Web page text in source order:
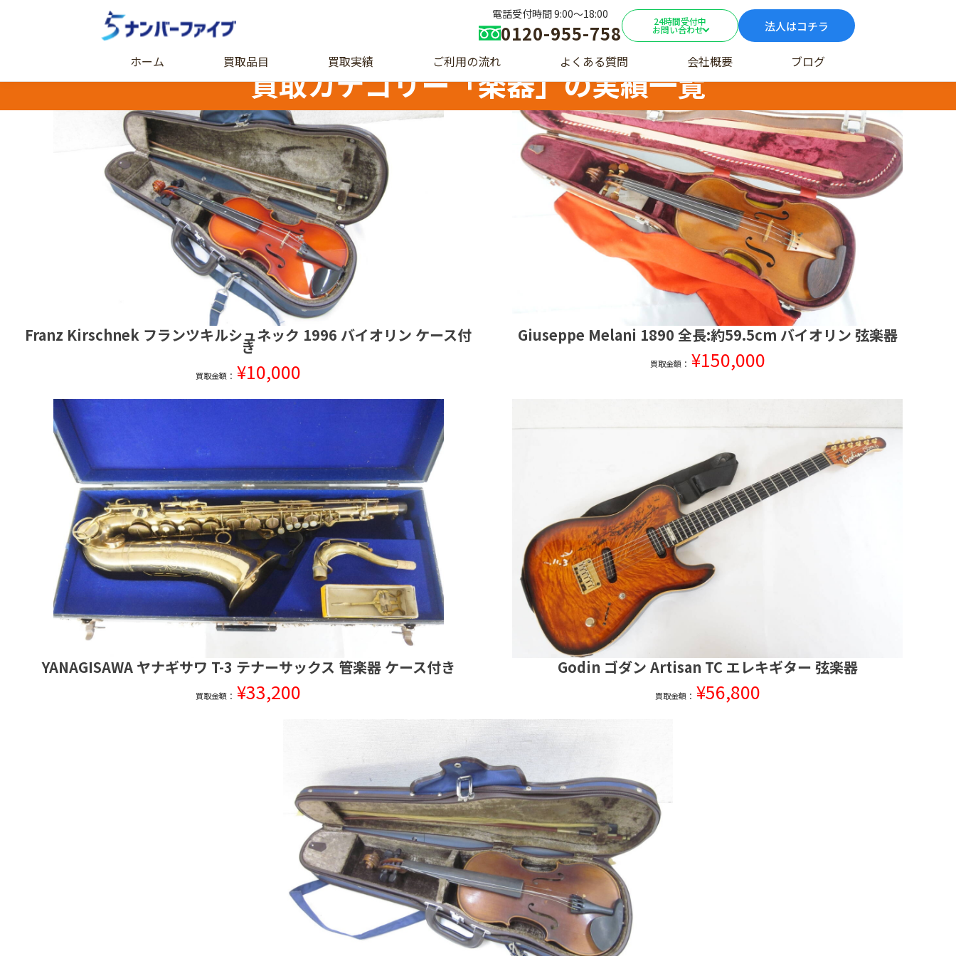
電話受付時間 9:00〜18:00
0120-955-758 24時間受付中
お問い合わせ 法人はコチラ
ホーム 買取品目 買取実績 ご利用の流れ よくある質問 会社概要 ブログ
買取カテゴリー「楽器」の実績一覧
Franz Kirschnek フランツキルシュネック 1996 バイオリン ケース付
き
買取金額： ¥10,000
Giuseppe Melani 1890 全長:約59.5cm バイオリン 弦楽器
買取金額： ¥150,000
YANAGISAWA ヤナギサワ T-3 テナーサックス 管楽器 ケース付き
買取金額： ¥33,200
Godin ゴダン Artisan TC エレキギター 弦楽器
買取金額： ¥56,800